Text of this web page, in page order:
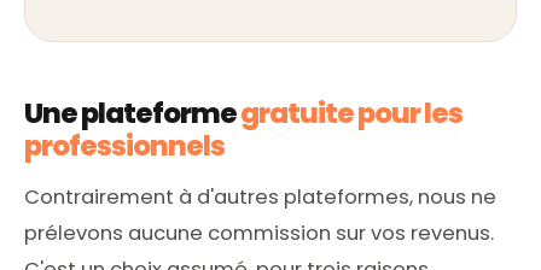
Une plateformegratuite pour les
professionnels
Contrairement à d'autres plateformes, nous ne
prélevons aucune commission sur vos revenus.